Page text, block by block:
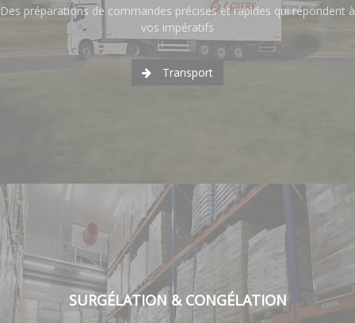
Des préparations de commandes précises et rapides qui répondent à
vos impératifs
Transport
SURGÉLATION & CONGÉLATION